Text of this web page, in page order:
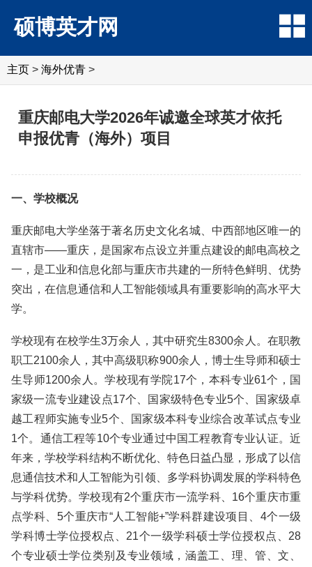
硕博英才网
主页 > 海外优青 >
重庆邮电大学2026年诚邀全球英才依托
申报优青（海外）项目
一、学校概况
重庆邮电大学坐落于著名历史文化名城、中西部地区唯一的
直辖市——重庆，是国家布点设立并重点建设的邮电高校之
一，是工业和信息化部与重庆市共建的一所特色鲜明、优势
突出，在信息通信和人工智能领域具有重要影响的高水平大
学。
学校现有在校学生3万余人，其中研究生8300余人。在职教
职工2100余人，其中高级职称900余人，博士生导师和硕士
生导师1200余人。学校现有学院17个，本科专业61个，国
家级一流专业建设点17个、国家级特色专业5个、国家级卓
越工程师实施专业5个、国家级本科专业综合改革试点专业
1个。通信工程等10个专业通过中国工程教育专业认证。近
年来，学校学科结构不断优化、特色日益凸显，形成了以信
息通信技术和人工智能为引领、多学科协调发展的学科特色
与学科优势。学校现有2个重庆市一流学科、16个重庆市重
点学科、5个重庆市“人工智能+”学科群建设项目、4个一级
学科博士学位授权点、21个一级学科硕士学位授权点、28
个专业硕士学位类别及专业领域，涵盖工、理、管、文、